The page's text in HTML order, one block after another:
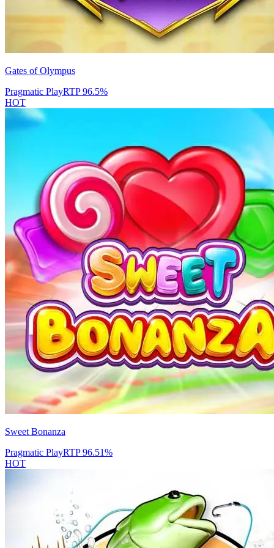
Gates of Olympus
Pragmatic PlayRTP96.5%
HOT
Sweet Bonanza
Pragmatic PlayRTP96.51%
HOT